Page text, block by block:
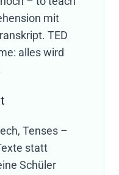
mit
TED
alles wird
Tenses –
statt
Schüler